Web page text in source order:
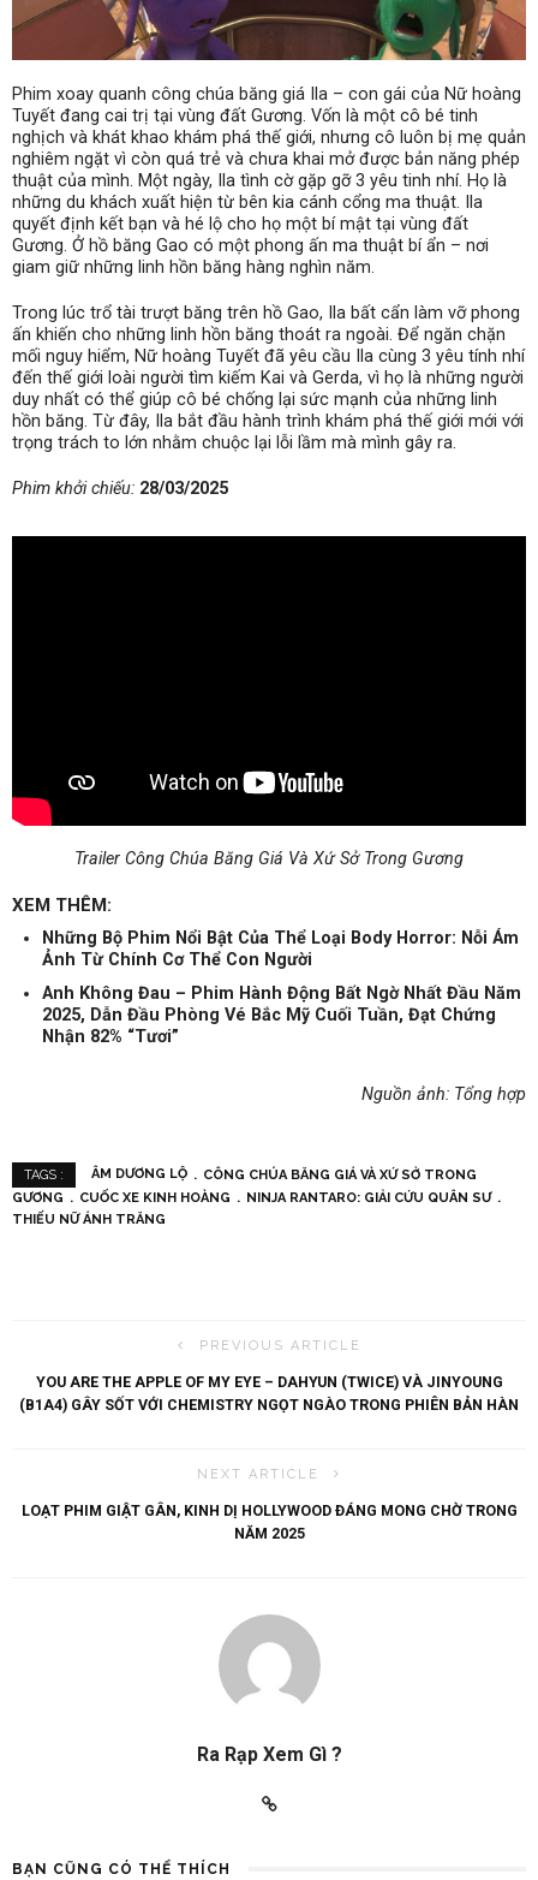
Phim xoay quanh công chúa băng giá Ila – con gái của Nữ hoàng
Tuyết đang cai trị tại vùng đất Gương. Vốn là một cô bé tinh
nghịch và khát khao khám phá thế giới, nhưng cô luôn bị mẹ quản
nghiêm ngặt vì còn quá trẻ và chưa khai mở được bản năng phép
thuật của mình. Một ngày, Ila tình cờ gặp gỡ 3 yêu tinh nhí. Họ là
những du khách xuất hiện từ bên kia cánh cổng ma thuật. Ila
quyết định kết bạn và hé lộ cho họ một bí mật tại vùng đất
Gương. Ở hồ băng Gao có một phong ấn ma thuật bí ẩn – nơi
giam giữ những linh hồn băng hàng nghìn năm.
Trong lúc trổ tài trượt băng trên hồ Gao, Ila bất cẩn làm vỡ phong
ấn khiến cho những linh hồn băng thoát ra ngoài. Để ngăn chặn
mối nguy hiểm, Nữ hoàng Tuyết đã yêu cầu Ila cùng 3 yêu tính nhí
đến thế giới loài người tìm kiếm Kai và Gerda, vì họ là những người
duy nhất có thể giúp cô bé chống lại sức mạnh của những linh
hồn băng. Từ đây, Ila bắt đầu hành trình khám phá thế giới mới với
trọng trách to lớn nhằm chuộc lại lỗi lầm mà mình gây ra.
Phim khởi chiếu: 28/03/2025
Trailer Công Chúa Băng Giá Và Xứ Sở Trong Gương
XEM THÊM:
Những Bộ Phim Nổi Bật Của Thể Loại Body Horror: Nỗi Ám
Ảnh Từ Chính Cơ Thể Con Người
Anh Không Đau – Phim Hành Động Bất Ngờ Nhất Đầu Năm
2025, Dẫn Đầu Phòng Vé Bắc Mỹ Cuối Tuần, Đạt Chứng
Nhận 82% “Tươi”
Nguồn ảnh: Tổng hợp
TAGS : ÂM DƯƠNG LỘ
CÔNG CHÚA BĂNG GIÁ VÀ XỨ SỞ TRONG
GƯƠNG
CUỐC XE KINH HOÀNG
NINJA RANTARO: GIẢI CỨU QUÂN SƯ
THIẾU NỮ ÁNH TRĂNG
PREVIOUS ARTICLE
YOU ARE THE APPLE OF MY EYE – DAHYUN (TWICE) VÀ JINYOUNG
(B1A4) GÂY SỐT VỚI CHEMISTRY NGỌT NGÀO TRONG PHIÊN BẢN HÀN
NEXT ARTICLE
LOẠT PHIM GIẬT GÂN, KINH DỊ HOLLYWOOD ĐÁNG MONG CHỜ TRONG
NĂM 2025
Ra Rạp Xem Gì ?
BẠN CŨNG CÓ THỂ THÍCH